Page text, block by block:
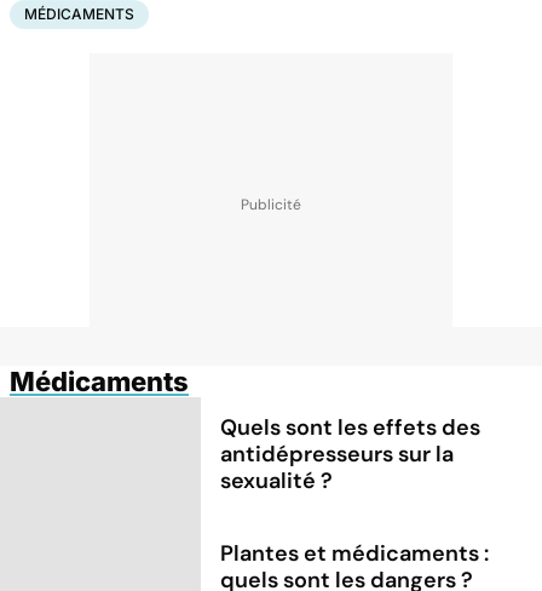
MÉDICAMENTS
Médicaments
Quels sont les effets des
antidépresseurs sur la
sexualité ?
Plantes et médicaments :
quels sont les dangers ?